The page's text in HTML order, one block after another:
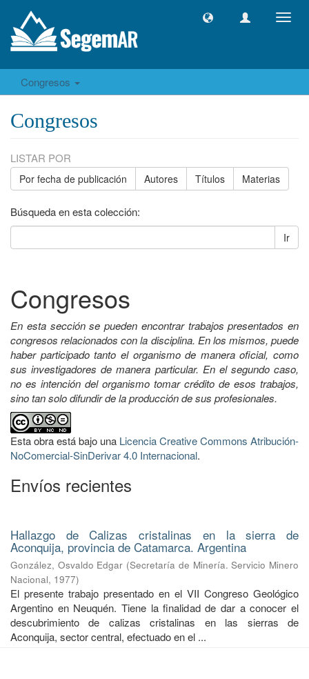
Congresos
Congresos
LISTAR POR
Por fecha de publicación Autores Títulos Materias
Búsqueda en esta colección:
Ir
Congresos
En esta sección se pueden encontrar trabajos presentados en
congresos relacionados con la disciplina. En los mismos, puede
haber participado tanto el organismo de manera oficial, como
sus investigadores de manera particular. En el segundo caso,
no es intención del organismo tomar crédito de esos trabajos,
sino tan solo difundir de la producción de sus profesionales.
Esta obra está bajo una Licencia Creative Commons Atribución-
NoComercial-SinDerivar 4.0 Internacional.
Envíos recientes
Hallazgo de Calizas cristalinas en la sierra de
Aconquija, provincia de Catamarca. Argentina
González, Osvaldo Edgar (Secretaría de Minería. Servicio Minero
Nacional, 1977)
El presente trabajo presentado en el VII Congreso Geológico
Argentino en Neuquén. Tiene la finalidad de dar a conocer el
descubrimiento de calizas cristalinas en las sierras de
Aconquija, sector central, efectuado en el ...